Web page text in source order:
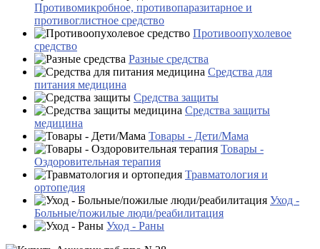
Противомикробное, противопаразитарное и
противоглистное средство
Противоопухолевое
средство
Разные средства
Средства для
питания медицина
Средства защиты
Средства защиты
медицина
Товары - Дети/Мама
Товары -
Оздоровительная терапия
Травматология и
ортопедия
Уход -
Больные/пожилые люди/реабилитация
Уход - Раны